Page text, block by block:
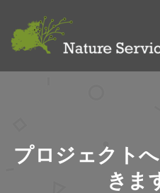
プロジェクト
きま